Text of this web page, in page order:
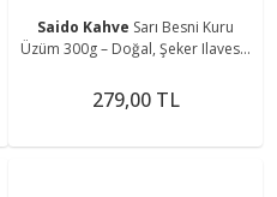
Saido Kahve Sarı Besni Kuru
Üzüm 300g – Doğal, Şeker Ilavesiz
279,00 TL